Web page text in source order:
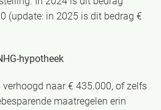
(update: in 2025 is dit bedrag €
hypotheek
verhoogd naar € 435.000, of zelfs
maatregelen erin